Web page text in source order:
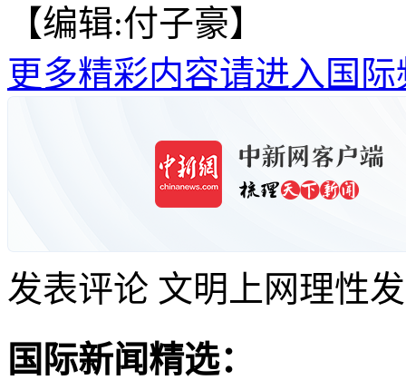
【编辑:付子豪】
更多精彩内容请进入国际
发表评论 文明上网理性
国际新闻精选：